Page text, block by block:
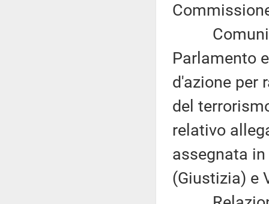
Parlamento
d'azione per
del
relativo
assegnata
(Giustizia) e